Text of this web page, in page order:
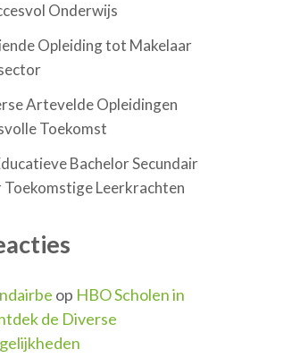
Onderwijs
Opleiding tot Makelaar
Artevelde Opleidingen
Toekomst
Bachelor Secundair
Leerkrachten
op HBO Scholen in
de Diverse